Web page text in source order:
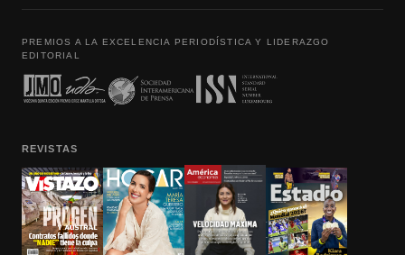
PREMIOS A LA EXCELENCIA PERIODÍSTICA Y LIDERAZGO
EDITORIAL
REVISTAS